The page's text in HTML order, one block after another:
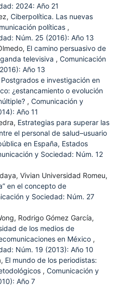
2024: Año 21
Ciberpolítica. Las nuevas
políticas ,
Núm. 25 (2016): Año 13
El camino persuasivo de
televisiva , Comunicación
Año 13
Postgrados e investigación en
¿estancamiento o evolución
, Comunicación y
Año 11
Estrategias para superar las
el personal de salud–usuario
en España, Estados
y Sociedad: Núm. 12
Vivian Universidad Romeu,
en el concepto de
y Sociedad: Núm. 27
Rodrigo Gómez García,
de los medios de
en México ,
Núm. 19 (2013): Año 10
El mundo de los periodistas:
, Comunicación y
Año 7